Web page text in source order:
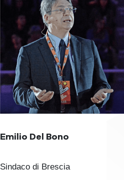
Emilio Del Bono
Sindaco di Brescia